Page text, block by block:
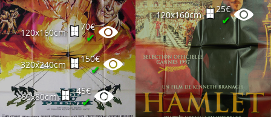
120x160cm
70€
✔
320x240cm
150€
✔
60x80cm
45€
✔
120x160cm
25€
✔